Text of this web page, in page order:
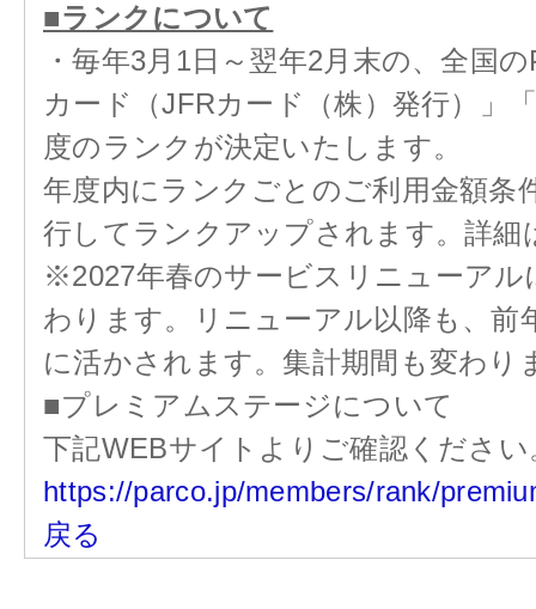
■ランクについて
・毎年3月1日～翌年2月末の、全国
カード（JFRカード（株）発行）」
度のランクが決定いたします。
年度内にランクごとのご利用金額条
行してランクアップされます。詳細
※2027年春のサービスリニューア
わります。リニューアル以降も、前
に活かされます。集計期間も変わり
■プレミアムステージについて
下記WEBサイトよりご確認ください
https://parco.jp/members/rank/
戻る